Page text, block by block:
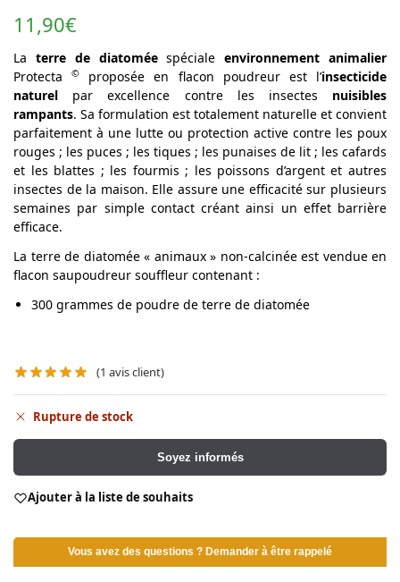
11,90€
La terre de diatoméespécialeenvironnement animalier
Protecta© proposée en flacon poudreur est l’insecticide
naturel par excellence contre les insectes nuisibles
rampants. Sa formulation est totalement naturelle et convient
parfaitement à une lutte ou protection active contre les poux
rouges ; les puces ; les tiques ; les punaises de lit ; les cafards
et les blattes ; les fourmis ; les poissons d’argent et autres
insectes de la maison. Elle assure une efficacité sur plusieurs
semaines par simple contact créant ainsi un effet barrière
efficace.
La terre de diatomée « animaux » non-calcinée est vendue en
flacon saupoudreur souffleur contenant :
300 grammes de poudre de terre de diatomée
(1 avis client)
Rupture de stock
Soyez informés
Ajouter à la liste de souhaits
Vous avez des questions ? Demander à être rappelé